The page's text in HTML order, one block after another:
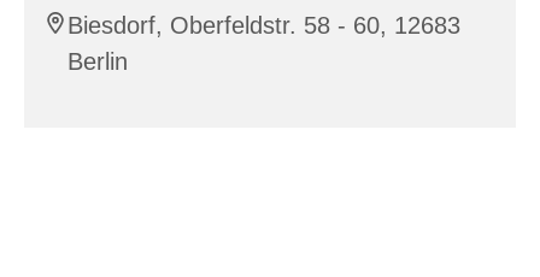
Biesdorf, Oberfeldstr. 58 - 60, 12683
Berlin